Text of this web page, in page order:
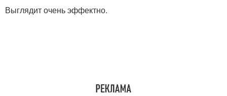
Выглядит очень эффектно.